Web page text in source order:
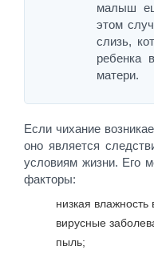
малыш
этом
слизь,
ребенка
матери.
Если чихание
оно является
условиям жизни. Его
факторы:
низкая влажность
вирусные
пыль;